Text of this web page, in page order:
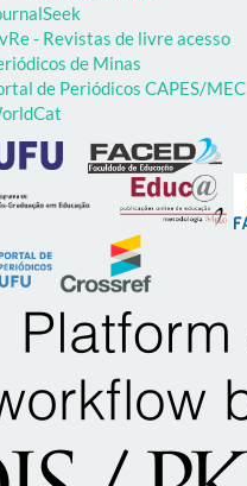
- Revistas de livre acesso
de Minas
de Periódicos CAPES/MEC